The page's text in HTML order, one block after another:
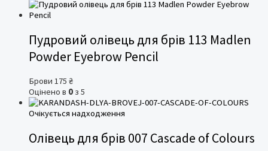
Пудровий олівець для брів 113 Madlen
Powder Eyebrow Pencil
Брови 175 ₴
Оцінено в 0 з 5
Очікується надходження
Олівець для брів 007 Cascade of Colours